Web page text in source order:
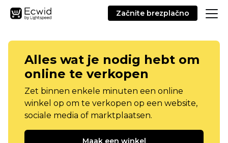
Začnite brezplačno
Alles wat je nodig hebt om
online te verkopen
Zet binnen enkele minuten een online
winkel op om te verkopen op een website,
sociale media of marktplaatsen.
Maak een winkel